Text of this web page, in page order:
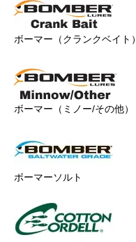
ボーマー（クランクベイト）
ボーマー（ミノー/その他）
ボーマーソルト